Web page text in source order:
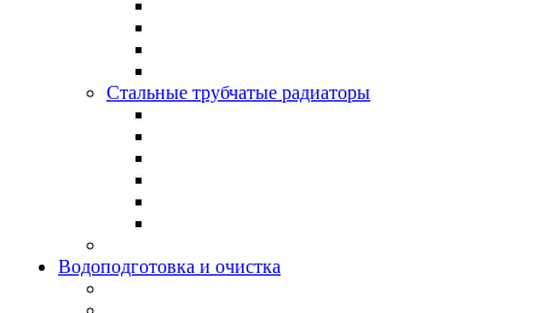
Стальные трубчатые радиаторы
Водоподготовка и очистка